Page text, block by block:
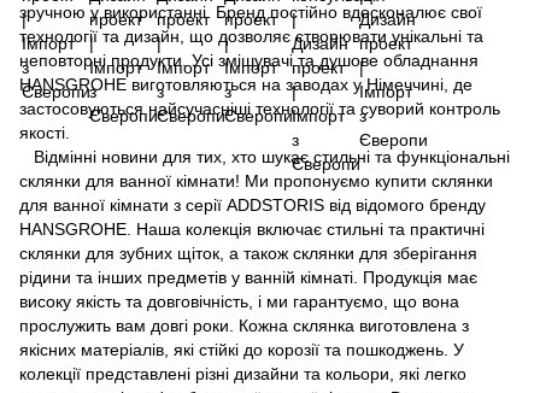
зручною у використанні. Бренд постійно вдосконалює свої
технології та дизайн, що дозволяє створювати унікальні та
неповторні продукти. Усі змішувачі та душове обладнання
HANSGROHE виготовляються на заводах у Німеччині, де
застосовуються найсучасніші технології та суворий контроль
якості.
Відмінні новини для тих, хто шукає стильні та функціональні
склянки для ванної кімнати! Ми пропонуємо купити склянки
для ванної кімнати з серії ADDSTORIS від відомого бренду
HANSGROHE. Наша колекція включає стильні та практичні
склянки для зубних щіток, а також склянки для зберігання
рідини та інших предметів у ванній кімнаті. Продукція має
високу якість та довговічність, і ми гарантуємо, що вона
прослужить вам довгі роки. Кожна склянка виготовлена з
якісних матеріалів, які стійкі до корозії та пошкоджень. У
колекції представлені різні дизайни та кольори, які легко